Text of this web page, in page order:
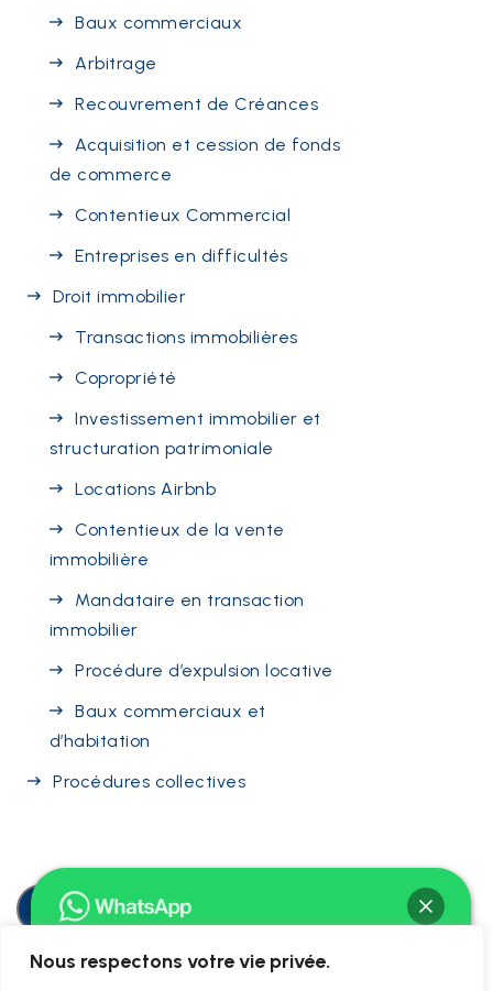
Nous respectons votre vie privée.
Baux commerciaux
Arbitrage
Recouvrement de Créances
Acquisition et cession de fonds
de commerce
Contentieux Commercial
Entreprises en difficultés
Droit immobilier
Transactions immobilières
Copropriété
Investissement immobilier et
structuration patrimoniale
Locations Airbnb
Contentieux de la vente
immobilière
Mandataire en transaction
immobilier
Procédure d’expulsion locative
Baux commerciaux et
d’habitation
Procédures collectives
CONTACTEZ-MOI